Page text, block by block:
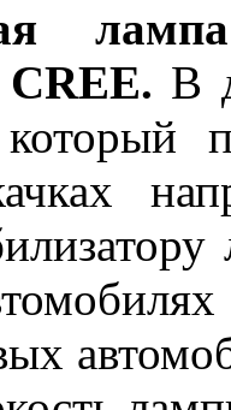
CREE. В